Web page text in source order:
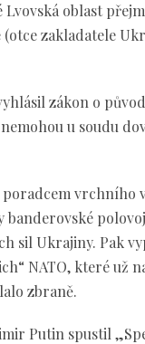
oblast
zakladatele
zákon o
u soudu
poradcem
banderovské
sil Ukrajiny. Pak
NATO, které už
zbraně.
Putin spustil